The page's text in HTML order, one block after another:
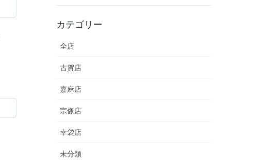
カテゴリー
全店
古賀店
嘉麻店
宗像店
幸袋店
未分類